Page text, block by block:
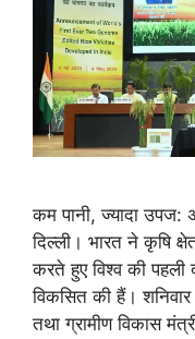
कम पानी, ज्यादा
दिल्ली। भारत ने कृषि
करते हुए विश्व की पहली
विकसित की हैं।
तथा ग्रामीण विकास